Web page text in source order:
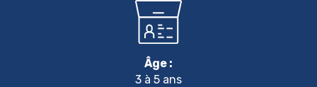
Âge :
3 à 5 ans